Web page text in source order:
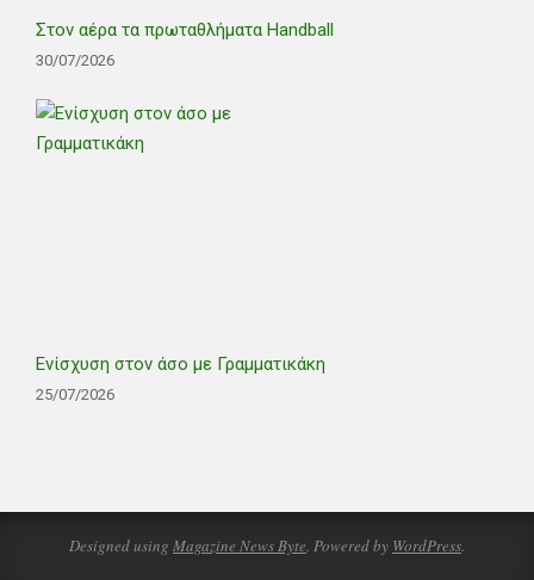
Στον αέρα τα πρωταθλήματα Handball
30/07/2026
Ενίσχυση στον άσο με Γραμματικάκη
25/07/2026
Designed using Magazine News Byte. Powered by WordPress.